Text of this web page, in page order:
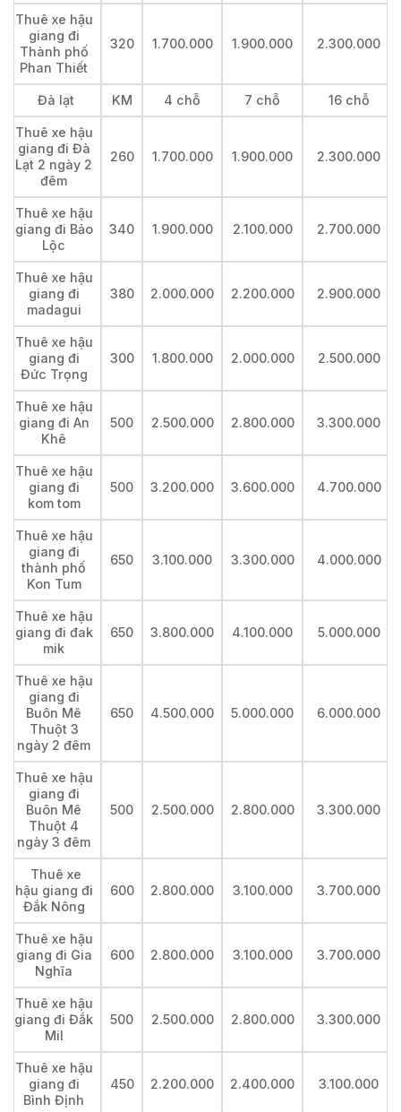
Thuê xe hậu
giang đi
Thành phố
Phan Thiết
320 1.700.000 1.900.000 2.300.000
Đà lạt KM 4 chỗ 7 chỗ 16 chỗ
Thuê xe hậu
giang đi Đà
Lạt 2 ngày 2
đêm
260 1.700.000 1.900.000 2.300.000
Thuê xe hậu
giang đi Bảo
Lộc
340 1.900.000 2.100.000 2.700.000
Thuê xe hậu
giang đi
madagui
380 2.000.000 2.200.000 2.900.000
Thuê xe hậu
giang đi
Đức Trọng
300 1.800.000 2.000.000 2.500.000
Thuê xe hậu
giang đi An
Khê
500 2.500.000 2.800.000 3.300.000
Thuê xe hậu
giang đi
kom tom
500 3.200.000 3.600.000 4.700.000
Thuê xe hậu
giang đi
thành phố
Kon Tum
650 3.100.000 3.300.000 4.000.000
Thuê xe hậu
giang đi đak
mik
650 3.800.000 4.100.000 5.000.000
Thuê xe hậu
giang đi
Buôn Mê
Thuột 3
ngày 2 đêm
650 4.500.000 5.000.000 6.000.000
Thuê xe hậu
giang đi
Buôn Mê
Thuột 4
ngày 3 đêm
500 2.500.000 2.800.000 3.300.000
Thuê xe
hậu giang đi
Đắk Nông
600 2.800.000 3.100.000 3.700.000
Thuê xe hậu
giang đi Gia
Nghĩa
600 2.800.000 3.100.000 3.700.000
Thuê xe hậu
giang đi Đắk
Mil
500 2.500.000 2.800.000 3.300.000
Thuê xe hậu
giang đi
Bình Định
450 2.200.000 2.400.000 3.100.000